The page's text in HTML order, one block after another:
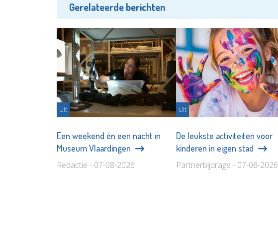
Gerelateerde berichten
Uit
Een weekend én een nacht in
Museum Vlaardingen
Redactie - 07-08-2026
Uit
De leukste activiteiten voor
kinderen in eigen stad
Partnerbijdrage - 07-08-2026